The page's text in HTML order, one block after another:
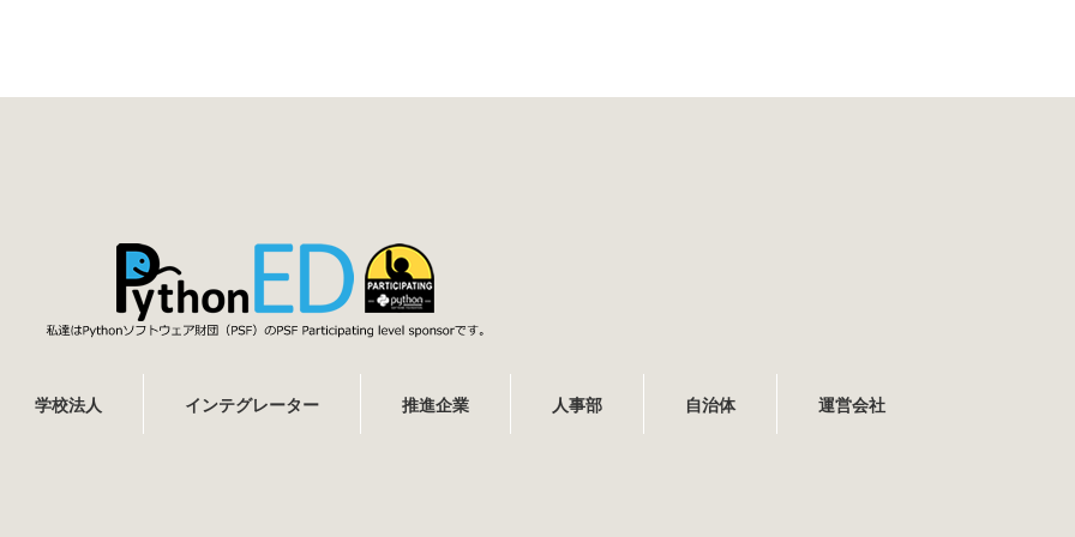
学校法人 インテグレーター 推進企業 人事部 自治体 運営会社